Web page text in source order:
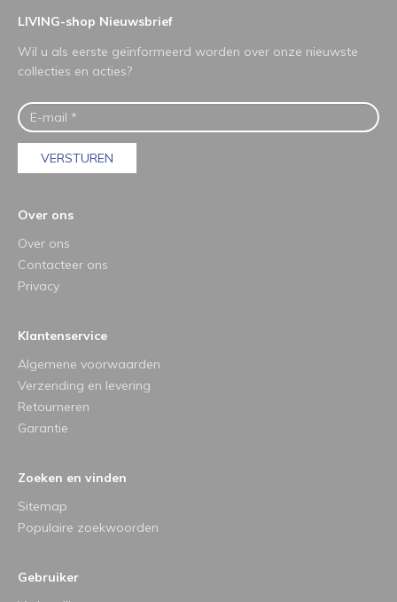
LIVING-shop Nieuwsbrief
Wil u als eerste geïnformeerd worden over onze nieuwste
collecties en acties?
VERSTUREN
Over ons
Over ons
Contacteer ons
Privacy
Klantenservice
Algemene voorwaarden
Verzending en levering
Retourneren
Garantie
Zoeken en vinden
Sitemap
Populaire zoekwoorden
Gebruiker